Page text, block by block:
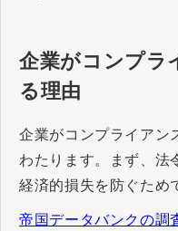
企業がコンプラ
る理由
企業がコンプライアン
わたります。まず、法
経済的損失を防ぐため
帝国データバンクの調